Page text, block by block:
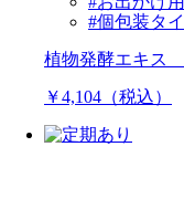
#個包装タ
植物発酵エキス
￥4,104（税込）